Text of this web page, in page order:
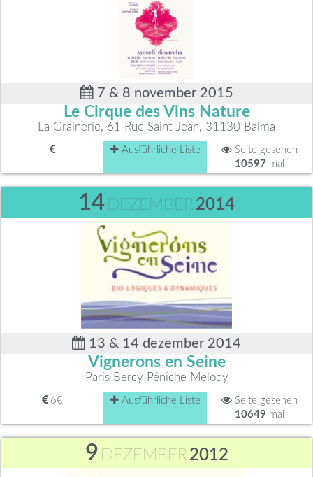
7 & 8 november 2015
Le Cirque des Vins Nature
La Grainerie, 61 Rue Saint-Jean, 31130 Balma
Ausführliche Liste
Seite gesehen
10597mal
14 DEZEMBER 2014
13 & 14 dezember 2014
Vignerons en Seine
Paris Bercy Péniche Melody
6€ Ausführliche Liste
Seite gesehen
10649 mal
9 DEZEMBER 2012